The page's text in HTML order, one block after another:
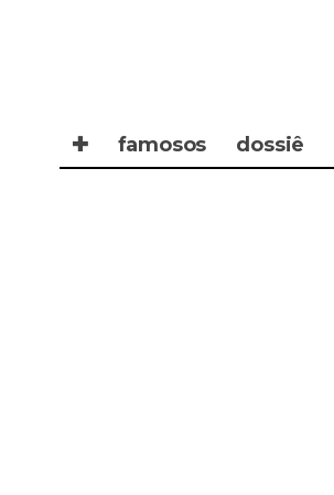
✚ famosos dossiê